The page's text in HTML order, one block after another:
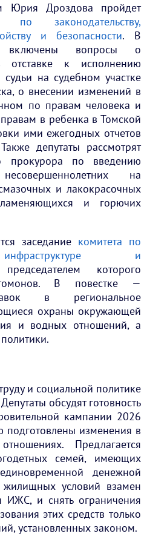
Юрия Дроздова пройдет
по законодательству,
и безопасности. В
включены вопросы о
отставке к исполнению
на судебном участке
о внесении изменений в
по правам человека и
в ребенка в Томской
ими ежегодных отчетов
депутаты рассмотрят
прокурора по введению
на
и лакокрасочных
и горючих
заседание комитета по
и
которого
В повестке —
в региональное
охраны окружающей
и водных отношений, а
и социальной политике
обсудят готовность
кампании 2026
подготовлены изменения в
Предлагается
семей, имеющих
денежной
условий взамен
ИЖС, и снять ограничения
этих средств только
установленных законом.